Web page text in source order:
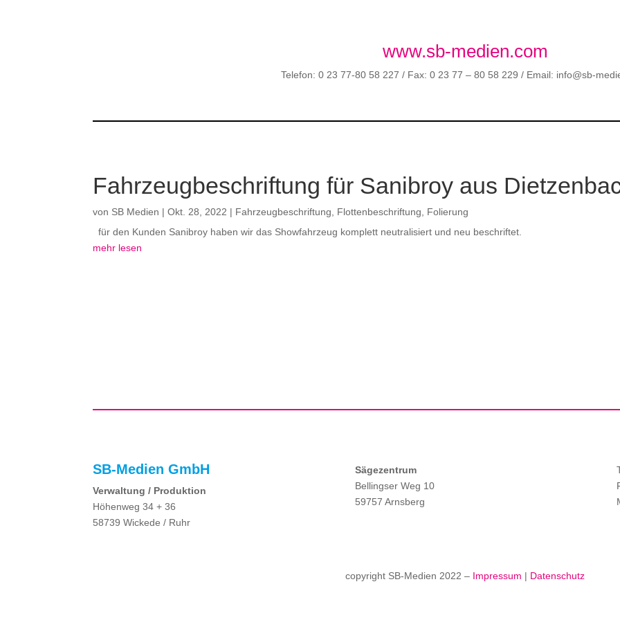
www.sb-medien.com
Telefon: 0 23 77-80 58 227 / Fax: 0 23 77 – 80 58 229 / Email: info@sb-
Fahrzeugbeschriftung für Sanibroy aus
von SB Medien |Okt. 28, 2022 | Fahrzeugbeschriftung Flottenbeschriftung
Folierung
für den Kunden Sanibroy haben wir das Showfahrzeug komplett neutralisiert und neu beschriftet.
mehr lesen
SB-Medien GmbH
Verwaltung / Produktion
Höhenweg 34 + 36
58739 Wickede / Ruhr
Sägezentrum
Bellingser Weg 10
59757 Arnsberg
copyright SB-Medien 2022 – Impressum | Datenschutz